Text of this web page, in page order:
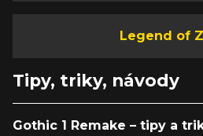
Legend of
Tipy, triky, návody
Gothic 1 Remake – tipy a